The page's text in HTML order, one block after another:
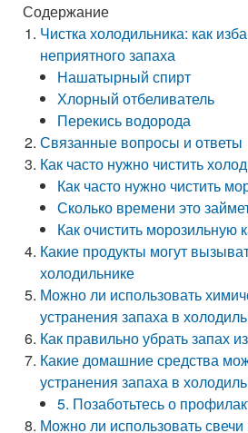
Содержание
Чистка холодильника: как
неприятного запаха
Нашатырный спирт
Хлорный отбеливатель
Перекись водорода
Связанные вопросы и ответы
Как часто нужно чистить
Как часто нужно чистить
Сколько времени это
Как очистить морозильную
Какие продукты могут
холодильнике
Можно ли использовать
устранения запаха в
Как правильно убрать запах
Какие домашние средства
устранения запаха в
5. Позаботьтесь о
Можно ли использовать